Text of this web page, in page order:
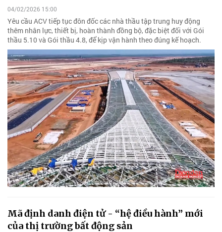
04/02/2026 15:00
Yêu cầu ACV tiếp tục đôn đốc các nhà thầu tập trung huy động
thêm nhân lực, thiết bị, hoàn thành đồng bộ, đặc biệt đối với Gói
thầu 5.10 và Gói thầu 4.8, để kịp vận hành theo đúng kế hoạch.
Mã định danh điện tử - “hệ điều hành” mới
của thị trường bất động sản